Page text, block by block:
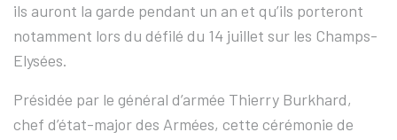
ils auront la garde pendant un an et qu’ils porteront
notamment lors du défilé du 14 juillet sur les Champs-
Elysées.
Présidée par le général d’armée Thierry Burkhard,
chef d’état-major des Armées, cette cérémonie de